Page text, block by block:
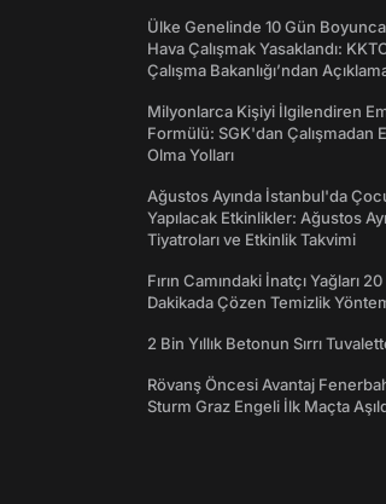
Ülke Genelinde 10 Gün Boyunca
Hava Çalışmak Yasaklandı:
Çalışma Bakanlığı’ndan
Milyonlarca Kişiyi İlgilendiren
Formülü: SGK'dan Çalışmadan
Olma Yolları
Ağustos Ayında İstanbul'da
Yapılacak Etkinlikler: Ağustos
Tiyatroları ve Etkinlik Takvimi
Fırın Camındaki İnatçı Yağları 20
Dakikada Çözen Temizlik
2 Bin Yıllık Betonun Sırrı
Rövanş Öncesi Avantaj
Sturm Graz Engeli İlk Maçta